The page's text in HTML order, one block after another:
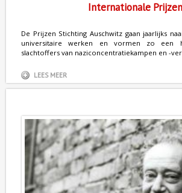
Internationale Prijzen
De Prijzen Stichting Auschwitz gaan jaarlijks
universitaire werken en vormen zo een
slachtoffers van naziconcentratiekampen en -
LEES MEER